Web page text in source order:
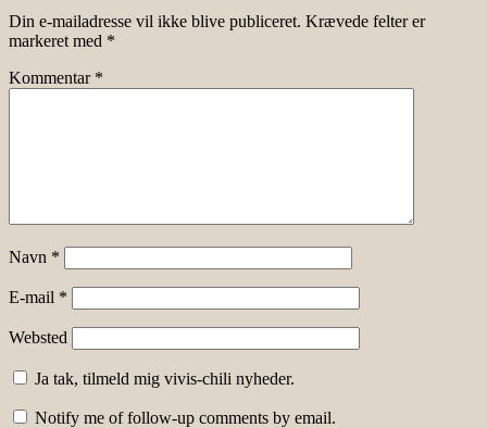
Din e-mailadresse vil ikke blive publiceret. Krævede felter er
markeret med *
Kommentar *
Navn *
E-mail *
Websted
Ja tak, tilmeld mig vivis-chili nyheder.
Notify me of follow-up comments by email.